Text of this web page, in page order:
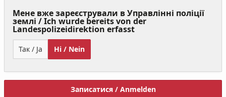
Мене вже зареєстрували в Управлінні поліції
землі / Ich wurde bereits von der
Landespolizeidirektion erfasst
Так / Ja Ні / Nein
Записатися / Anmelden